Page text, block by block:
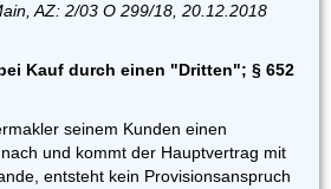
AZ: 2/03 O 299/18, 20.12.2018
Kauf durch einen "Dritten"; § 652
seinem Kunden einen
und kommt der Hauptvertrag mit
entsteht kein Provisionsanspruch